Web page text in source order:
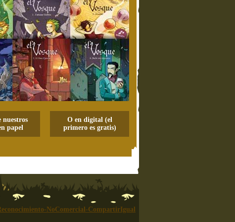
nuestros
papel
O en digital (el
primero es gratis)
NoComercial-CompartirIgual